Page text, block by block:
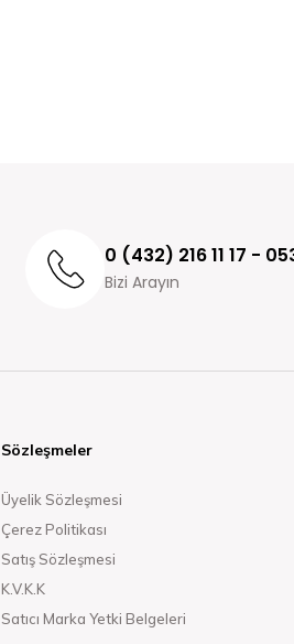
0 (432) 216 11 17 -
Bizi Arayın
Sözleşmeler
Üyelik Sözleşmesi
Çerez Politikası
Satış Sözleşmesi
K.V.K.K
Satıcı Marka Yetki Belgeleri